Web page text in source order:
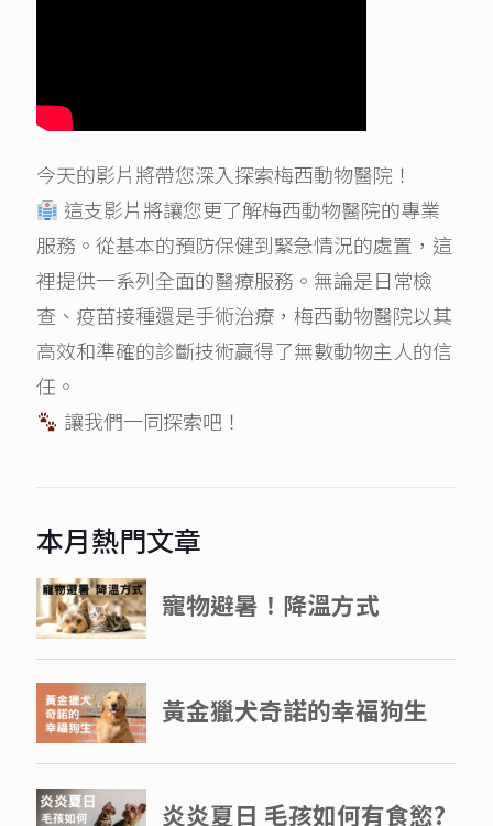
今天的影片將帶您深入探索梅西動物醫院！
這支影片將讓您更了解梅西動物醫院的專業
服務。從基本的預防保健到緊急情況的處置，這
裡提供一系列全面的醫療服務。無論是日常檢
查、疫苗接種還是手術治療，梅西動物醫院以其
高效和準確的診斷技術贏得了無數動物主人的信
任。
讓我們一同探索吧！
本月熱門文章